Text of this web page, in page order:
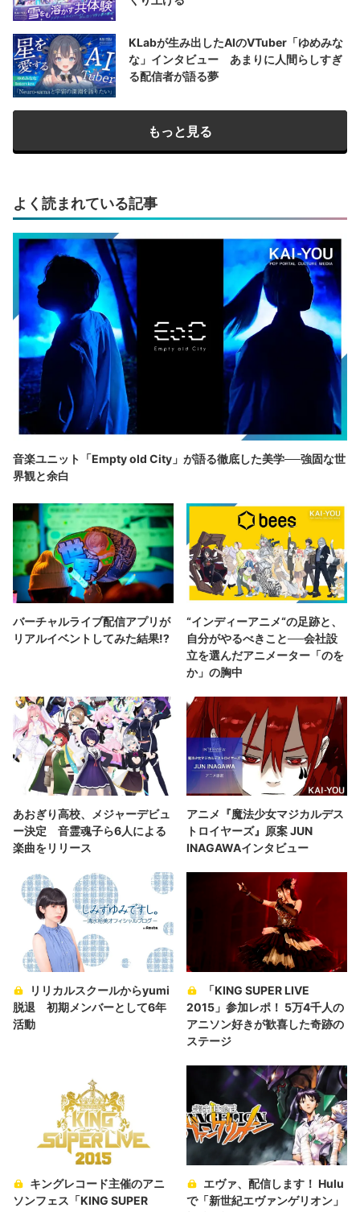
KLabが生み出したAIのVTuber「ゆめみな
な」インタビュー あまりに人間らしすぎ
る配信者が語る夢
もっと見る
よく読まれている記事
音楽ユニット「Empty old City」が語る徹底した美学──強固な世
界観と余白
バーチャルライブ配信アプリが
リアルイベントしてみた結果!?
“インディーアニメ“の足跡と、
自分がやるべきこと──会社設
立を選んだアニメーター「のを
か」の胸中
あおぎり高校、メジャーデビュ
ー決定 音霊魂子ら6人による
楽曲をリリース
アニメ『魔法少女マジカルデス
トロイヤーズ』原案 JUN
INAGAWAインタビュー
リリカルスクールからyumi
脱退 初期メンバーとして6年
活動
「KING SUPER LIVE
2015」参加レポ！ 5万4千人の
アニソン好きが歓喜した奇跡の
ステージ
キングレコード主催のアニ
ソンフェス「KING SUPER
エヴァ、配信します！ Hulu
で「新世紀エヴァンゲリオン」